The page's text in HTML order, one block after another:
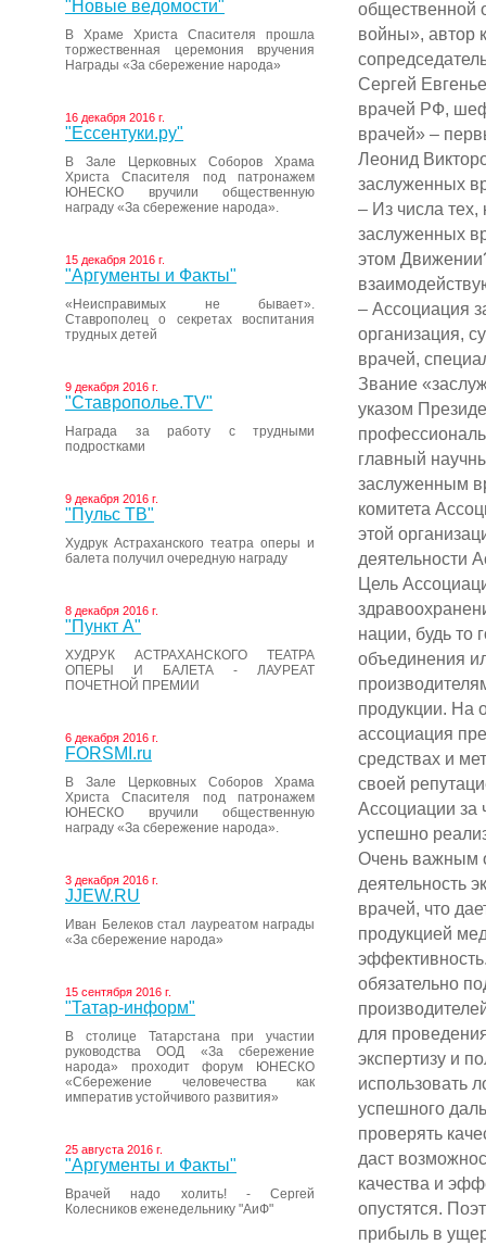
"Новые ведомости"
В Храме Христа Спасителя прошла
торжественная церемония вручения
Награды «За сбережение народа»
16 декабря 2016 г.
"Ессентуки.ру"
В Зале Церковных Соборов Храма
Христа Спасителя под патронажем
ЮНЕСКО вручили общественную
награду «За сбережение народа».
15 декабря 2016 г.
"Аргументы и Факты"
«Неисправимых не бывает».
Ставрополец о секретах воспитания
трудных детей
9 декабря 2016 г.
"Ставрополье.TV"
Награда за работу с трудными
подростками
9 декабря 2016 г.
"Пульс ТВ"
Худрук Астраханского театра оперы и
балета получил очередную награду
8 декабря 2016 г.
"Пункт А"
ХУДРУК АСТРАХАНСКОГО ТЕАТРА
ОПЕРЫ И БАЛЕТА - ЛАУРЕАТ
ПОЧЕТНОЙ ПРЕМИИ
6 декабря 2016 г.
FORSMI.ru
В Зале Церковных Соборов Храма
Христа Спасителя под патронажем
ЮНЕСКО вручили общественную
награду «За сбережение народа».
3 декабря 2016 г.
JJEW.RU
Иван Белеков стал лауреатом награды
«За сбережение народа»
15 сентября 2016 г.
"Татар-информ"
В столице Татарстана при участии
руководства ООД «За сбережение
народа» проходит форум ЮНЕСКО
«Сбережение человечества как
императив устойчивого развития»
25 августа 2016 г.
"Аргументы и Факты"
Врачей надо холить! - Сергей
Колесников еженедельнику "АиФ"
общественной
войны», автор
Сергей
врачей РФ,
врачей» –
Леонид
заслуженных
– Из числа
заслуженных
этом
– Ассоциация
организация,
врачей,
Звание
указом
главный
заслуженным
комитета
этой
деятельности
Цель
нации, будь то
объединения
продукции. На
ассоциация
средствах и
своей
Ассоциации за
успешно
Очень важным
деятельность
врачей, что
продукцией
обязательно
для
экспертизу и
использовать
успешного
проверять
даст
качества и
опустятся.
прибыль в